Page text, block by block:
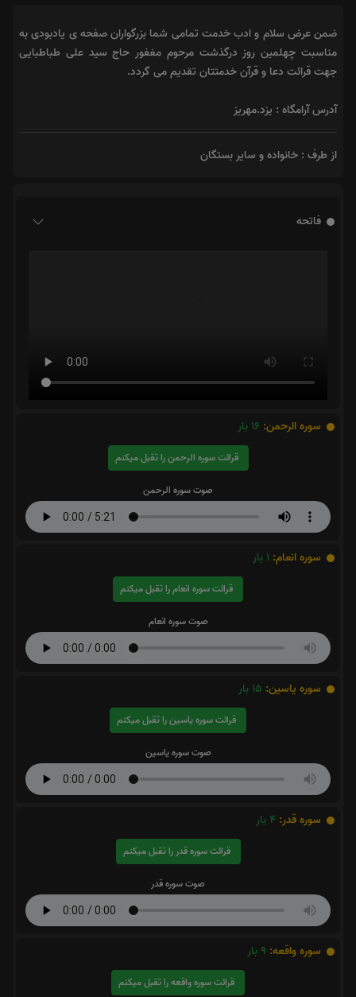
ضمن عرض سلام و ادب خدمت تمامی شما بزرگواران صفحه ی یادبودی به
مناسبت چهلمین روز درگذشت مرحوم مغفور حاج سید علی طباطبایی
جهت قرائت دعا و قرآن خدمتتان تقدیم می گردد.
آدرس آرامگاه : یزد.مهریز
از طرف : خانواده و سایر بستگان
فاتحه
قرائت سوره الرحمن را تقبل میکنم
صوت سوره الرحمن
سوره انعام:1بار
صوت سوره انعام
سوره یاسین:15بار
صوت سوره یاسین
سوره قدر:4بار
صوت سوره قدر
سوره واقعه:9بار
صوت سوره واقعه